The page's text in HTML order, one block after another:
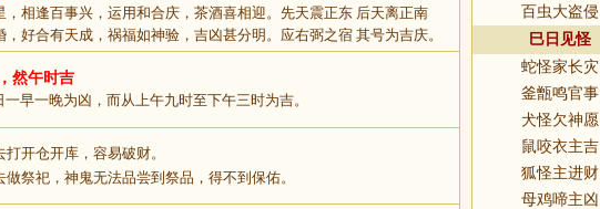
，相逢百事兴，运用和合庆，茶酒喜相迎。先天震正东 后天离正南
，好合有天成，祸福如神验，吉凶甚分明。应右弼之宿 其号为吉庆。
然午时吉
一早一晚为凶，而从上午九时至下午三时为吉。
开仓开库，容易破财。
祭祀，神鬼无法品尝到祭品，得不到保佑。
百虫大盗侵
巳日见怪
蛇怪家长灾
釜甑鸣官事
犬怪欠神愿
鼠咬衣主吉
狐怪主进财
母鸡啼主凶